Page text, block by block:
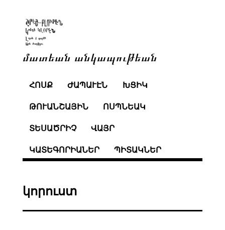
մատեան անկապութեան
ՀՈՍՔ ԺԱՊԱՒԷՆ ԽՑԻԿ
ԹՈՒԱՆՇԱՅԻՆ ՈՍՊՆԵԱԿ
ՏԵՍԱԾՐԻՉ ՎԱՅՐ
ԿԱՏԵԳՈՐԻԱՆԵՐ ՊԻՏԱԿՆԵՐ
կորուստ